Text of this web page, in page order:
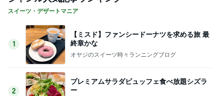
スイーツ・デザートマニア
1
【ミスド】ファンシードーナツを求める旅 最
終章かな
オヤジのスイーツ時々ランニングブログ
2
プレミアムサラダビュッフェ食べ放題シズラ
ー